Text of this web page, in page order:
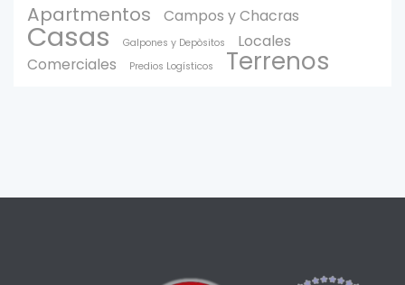
Apartmentos Campos y Chacras
Casas Galpones y Depòsitos
Locales
Comerciales
Predios Logísticos Terrenos